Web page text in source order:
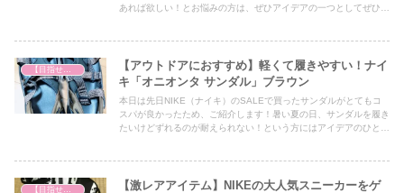
あれば欲しい！とお悩みの方は、ぜひアイデアの一つとしてぜひ最
【アウトドアにおすすめ】軽くて履きやすい！ナイ
キ「オニオンタ サンダル」ブラウン
本日は先日NIKE（ナイキ）のSALEで買ったサンダルがとてもコ
スパが良かったため、ご紹介します！暑い夏の日、サンダルを履き
たいけどずれるのが耐えられない！という方にはアイデアのひとつ
【激レアアイテム】NIKEの大人気スニーカーをゲ